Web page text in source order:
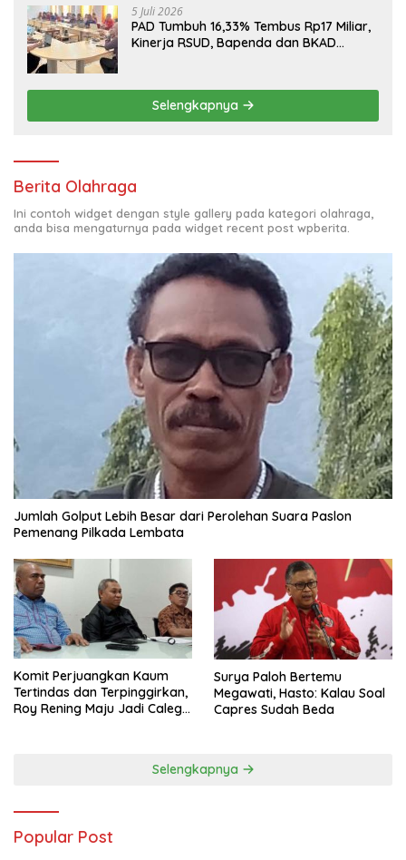
5 Juli 2026
PAD Tumbuh 16,33% Tembus Rp17 Miliar,
Kinerja RSUD, Bapenda dan BKAD
Selengkapnya
Berita Olahraga
Ini contoh widget dengan style gallery pada kategori olahraga,
anda bisa mengaturnya pada widget recent post wpberita.
Jumlah Golput Lebih Besar dari Perolehan Suara Paslon
Pemenang Pilkada Lembata
Komit Perjuangkan Kaum
Tertindas dan Terpinggirkan,
Roy Rening Maju Jadi Caleg
Surya Paloh Bertemu
Megawati, Hasto: Kalau Soal
Capres Sudah Beda
Selengkapnya
Popular Post